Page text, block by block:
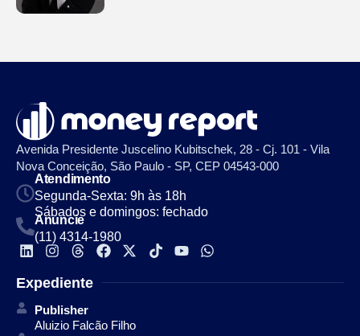
Avenida Presidente Juscelino Kubitschek, 28 - Cj. 101 - Vila
Nova Conceição, São Paulo - SP, CEP 04543-000
Atendimento
Segunda-Sexta: 9h às 18h
Sábados e domingos: fechado
Anuncie
(11) 4314-1980
Expediente
Publisher
Aluizio Falcão Filho